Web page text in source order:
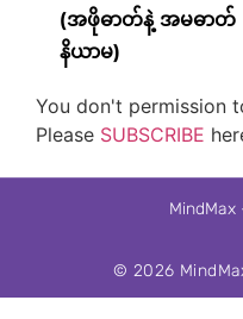
(အဖိုဓာတ်နဲ့ အမဓာတ်
နိယာမ)
You don't permission
Please SUBSCRIBE
MindMax
© 2026